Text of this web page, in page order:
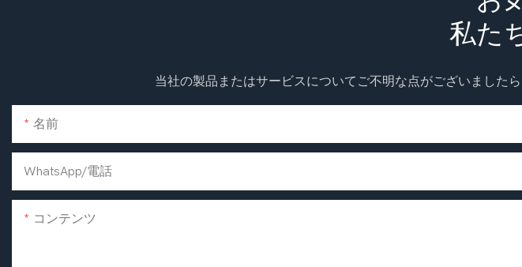
私た
当社の製品またはサービスについてご不明な点がございました
名前
WhatsApp/電話
コンテンツ